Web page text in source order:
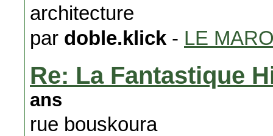
architecture
par doble.klick - LE
Re: La Fantastique
ans
rue bouskoura